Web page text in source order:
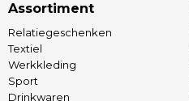
Assortiment
Relatiegeschenken
Textiel
Werkkleding
Sport
Drinkwaren